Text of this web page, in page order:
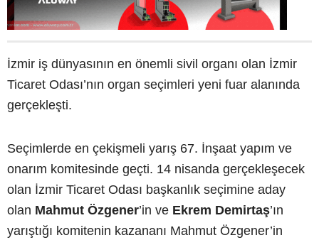
İzmir iş dünyasının en önemli sivil organı olan İzmir
Ticaret Odası’nın organ seçimleri yeni fuar alanında
gerçekleşti.
Seçimlerde en çekişmeli yarış 67. İnşaat yapım ve
onarım komitesinde geçti. 14 nisanda gerçekleşecek
olan İzmir Ticaret Odası başkanlık seçimine aday
olan Mahmut Özgener’in ve Ekrem Demirtaş’ın
yarıştığı komitenin kazananı Mahmut Özgener’in